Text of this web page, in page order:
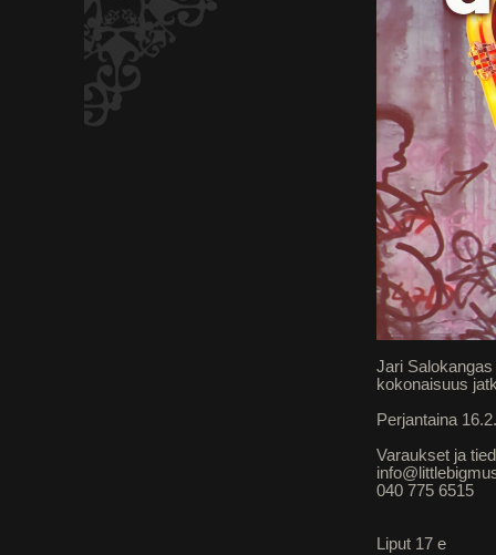
Jari
kokonaisuus
Perjantaina
Varaukset ja
040 775 6515
Liput 17 e